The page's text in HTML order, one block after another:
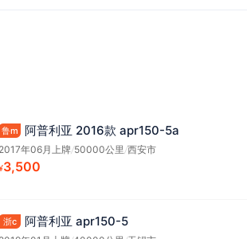
鲁m 阿普利亚 2016款 apr150-5a
2017年06月上牌/50000公里 /西安市
3,500
浙c 阿普利亚 apr150-5